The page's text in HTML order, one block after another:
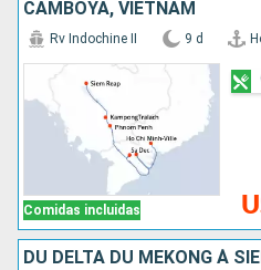
CAMBOYA, VIETNAM
Comidas incluidas
Rv Indochine II 9 d
DU DELTA DU MÉKONG À